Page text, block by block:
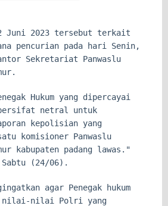
Juni 2023 tersebut terkait
pencurian pada hari Senin,
Sekretariat Panwaslu
Hukum yang dipercayai
bersifat netral untuk
kepolisian yang
komisioner Panwaslu
kabupaten padang lawas."
(24/06).
agar Penegak hukum
nilai-nilai Polri yang